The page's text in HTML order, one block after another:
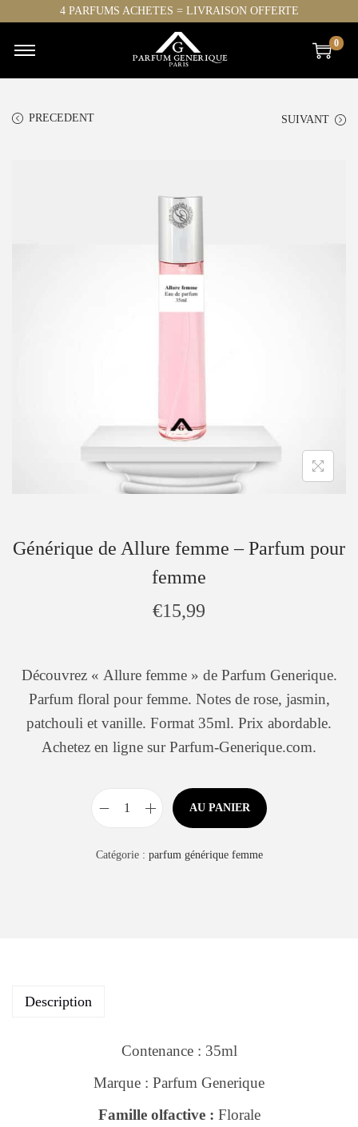
4 PARFUMS ACHETES = LIVRAISON OFFERTE
0
PRECEDENT SUIVANT
Générique de Allure femme – Parfum pour
femme
€15,99
Découvrez « Allure femme » de Parfum Generique.
Parfum floral pour femme. Notes de rose, jasmin,
patchouli et vanille. Format 35ml. Prix abordable.
Achetez en ligne sur Parfum-Generique.com.
AU PANIER
Catégorie : parfum générique femme
Description
Contenance : 35ml
Marque : Parfum Generique
Famille olfactive : Florale